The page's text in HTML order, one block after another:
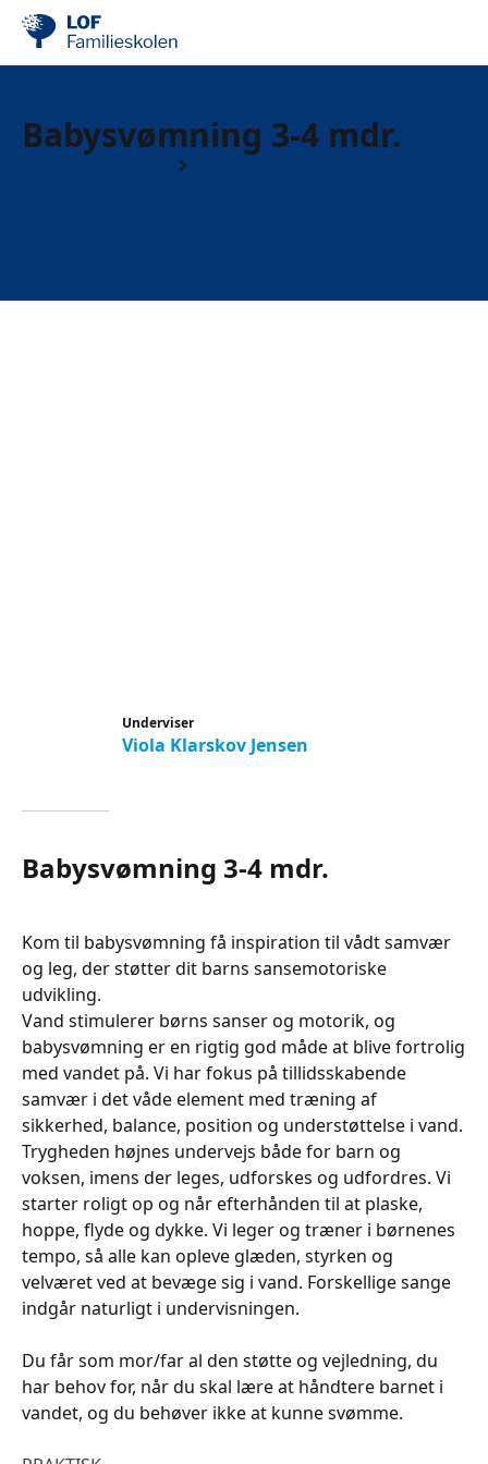
Babysvømning 3-4 mdr.
Underviser
Viola Klarskov Jensen
Babysvømning 3-4 mdr.
Kom til babysvømning få inspiration til vådt samvær
og leg, der støtter dit barns sansemotoriske
udvikling.
Vand stimulerer børns sanser og motorik, og
babysvømning er en rigtig god måde at blive fortrolig
med vandet på. Vi har fokus på tillidsskabende
samvær i det våde element med træning af
sikkerhed, balance, position og understøttelse i vand.
Trygheden højnes undervejs både for barn og
voksen, imens der leges, udforskes og udfordres. Vi
starter roligt op og når efterhånden til at plaske,
hoppe, flyde og dykke. Vi leger og træner i børnenes
tempo, så alle kan opleve glæden, styrken og
velværet ved at bevæge sig i vand. Forskellige sange
indgår naturligt i undervisningen.
Du får som mor/far al den støtte og vejledning, du
har behov for, når du skal lære at håndtere barnet i
vandet, og du behøver ikke at kunne svømme.